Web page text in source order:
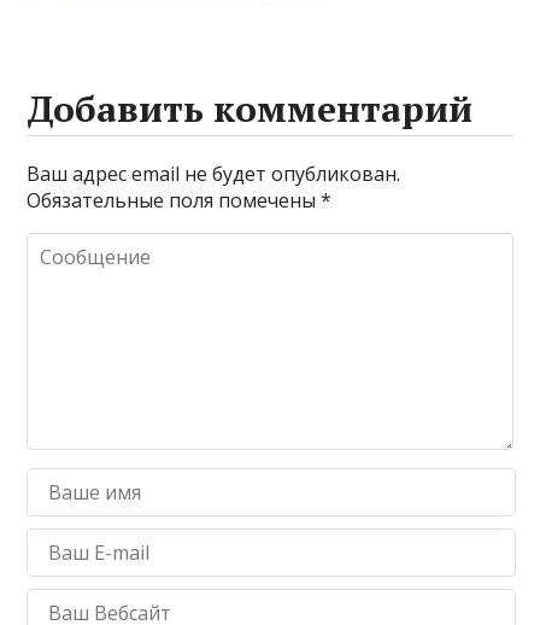
Добавить комментарий
Ваш адрес email не будет опубликован.
Обязательные поля помечены*